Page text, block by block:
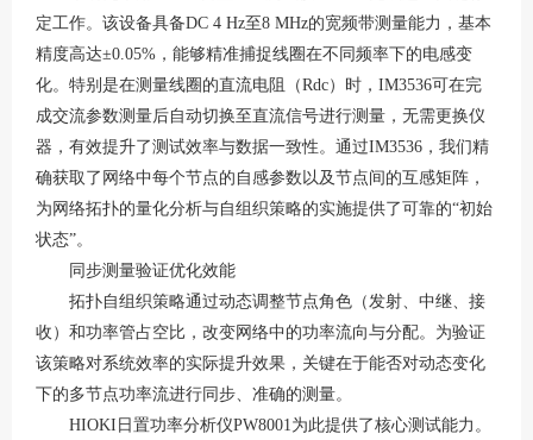
定工作。该设备具备DC 4 Hz至8 MHz的宽频带测量能力，基本
精度高达±0.05% ，能够精准捕捉线圈在不同频率下的电感变
化。特别是在测量线圈的直流电阻（Rdc）时，IM3536可在完
成交流参数测量后自动切换至直流信号进行测量，无需更换仪
器，有效提升了测试效率与数据一致性。通过IM3536，我们精
确获取了网络中每个节点的自感参数以及节点间的互感矩阵，
为网络拓扑的量化分析与自组织策略的实施提供了可靠的“初始
状态”。
同步测量验证优化效能
拓扑自组织策略通过动态调整节点角色（发射、中继、接
收）和功率管占空比，改变网络中的功率流向与分配。为验证
该策略对系统效率的实际提升效果，关键在于能否对动态变化
下的多节点功率流进行同步、准确的测量。
HIOKI日置功率分析仪PW8001为此提供了核心测试能力。